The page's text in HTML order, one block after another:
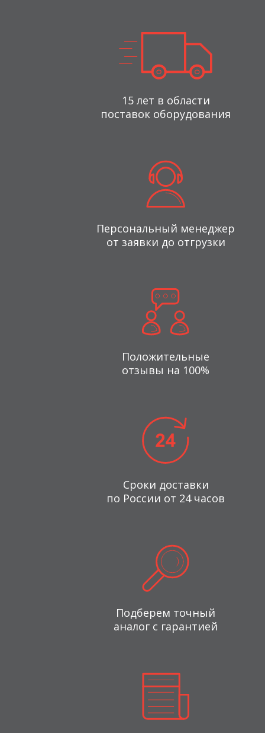
15 лет в области
поставок оборудования
Персональный менеджер
от заявки до отгрузки
Положительные
отзывы на 100%
Сроки доставки
по России от 24 часов
Подберем точный
аналог с гарантией